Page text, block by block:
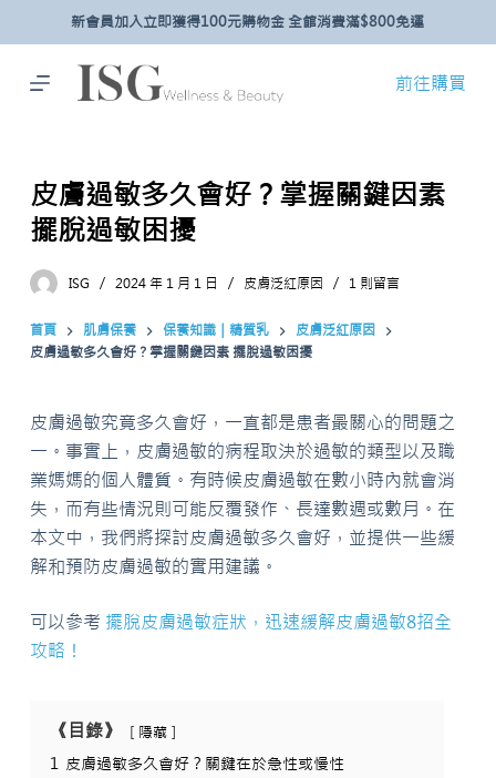
主
新會員加入立即獲得100元購物金 全館消費滿$800免運
前往購買
皮膚過敏多久會好？掌握關鍵因素
擺脫過敏困擾
ISG 2024 年 1 月 1 日 皮膚泛紅原因 1 則留言
首頁 肌膚保養 保養知識｜精質乳
皮膚泛紅原因
皮膚過敏多久會好？掌握關鍵因素 擺脫過敏困擾
皮膚過敏究竟多久會好，一直都是患者最關心的問題之
一。事實上，皮膚過敏的病程取決於過敏的類型以及職
業媽媽的個人體質。有時候皮膚過敏在數小時內就會消
失，而有些情況則可能反覆發作、長達數週或數月。在
本文中，我們將探討皮膚過敏多久會好，並提供一些緩
解和預防皮膚過敏的實用建議。
可以參考 擺脫皮膚過敏症狀，迅速緩解皮膚過敏8招全
攻略！
《目錄》 隱藏
1
皮膚過敏多久會好？關鍵在於急性或慢性